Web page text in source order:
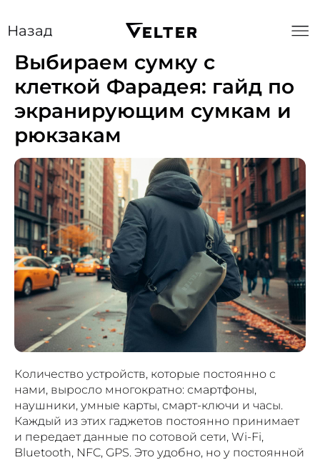
Выбираем сумку с
клеткой Фарадея: гайд по
экранирующим сумкам и
рюкзакам
Количество устройств, которые постоянно с
нами, выросло многократно: смартфоны,
наушники, умные карты, смарт-ключи и часы.
Каждый из этих гаджетов постоянно принимает
и передает данные по сотовой сети, Wi-Fi,
Bluetooth, NFC, GPS. Это удобно, но у постоянной